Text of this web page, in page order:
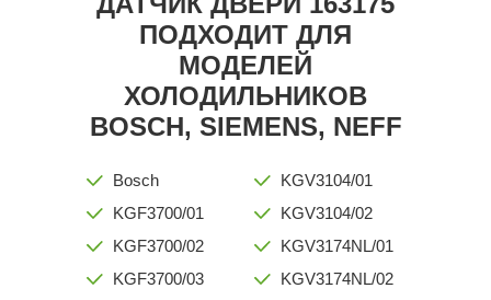
ПОДХОДИТ ДЛЯ
МОДЕЛЕЙ
ХОЛОДИЛЬНИКОВ
BOSCH, SIEMENS, NEFF
Bosch
KGF3700/01
KGF3700/02
KGF3700/03
KGV3104/01
KGV3104/02
KGV3174NL/01
KGV3174NL/02